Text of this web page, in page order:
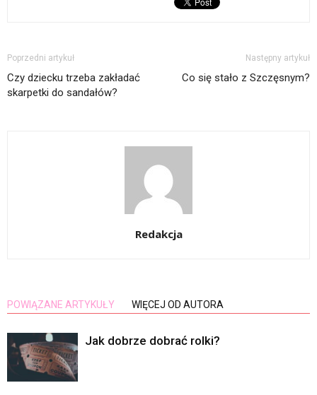
Poprzedni artykuł
Czy dziecku trzeba zakładać
skarpetki do sandałów?
Następny artykuł
Co się stało z Szczęsnym?
Redakcja
POWIĄZANE ARTYKUŁY WIĘCEJ OD AUTORA
Jak dobrze dobrać rolki?